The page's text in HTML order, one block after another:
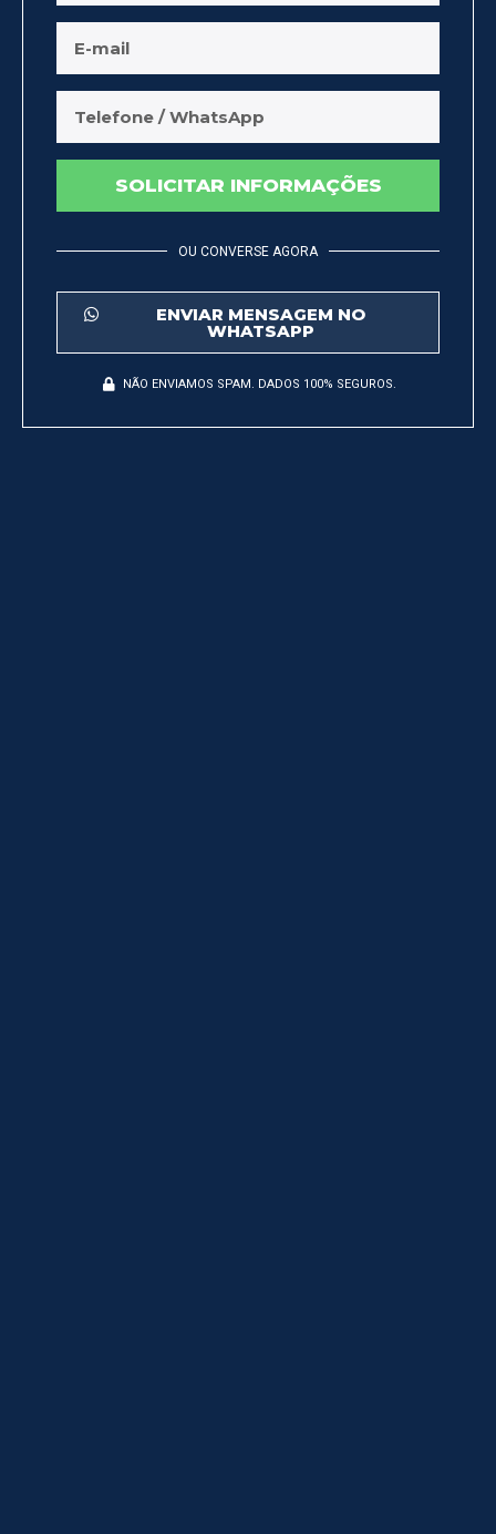
SOLICITAR INFORMAÇÕES
OU CONVERSE AGORA
ENVIAR MENSAGEM NO
WHATSAPP
NÃO ENVIAMOS SPAM. DADOS 100% SEGUROS.